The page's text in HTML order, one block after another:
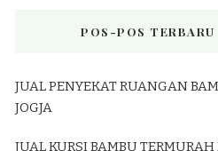
POS-POS TERBARU
JUAL PENYEKAT RUANGAN
JOGJA
JUAL KURSI BAMBU TERMURAH